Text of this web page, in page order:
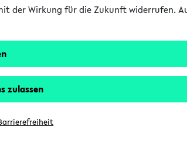
Anmeldung am System zur Verfügung
Sie sich an:
der Wirkung für die Zukunft widerrufen.
zulassen